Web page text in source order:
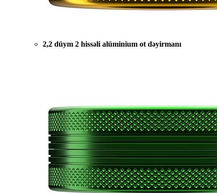
2,2 düym 2 hissəli alüminium ot dəyirmanı